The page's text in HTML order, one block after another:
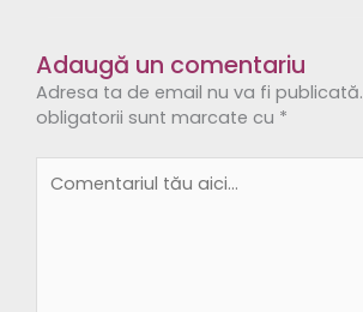
Adaugă un comentariu
Adresa ta de email nu va fi publicată.
obligatorii sunt marcate cu *
tău